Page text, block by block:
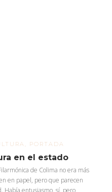
PORTADA
en el estado
de Colima no era más
en papel, pero que parecen
Había entusiasmo, sí, pero